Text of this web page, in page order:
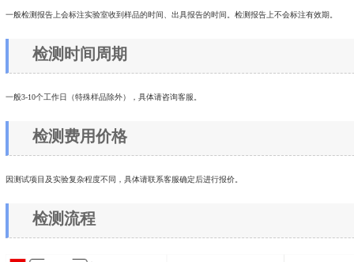
一般检测报告上会标注实验室收到样品的时间、出具报告的时间。检测报告上不会标注有效期。
检测时间周期
一般3-10个工作日（特殊样品除外），具体请咨询客服。
检测费用价格
因测试项目及实验复杂程度不同，具体请联系客服确定后进行报价。
检测流程